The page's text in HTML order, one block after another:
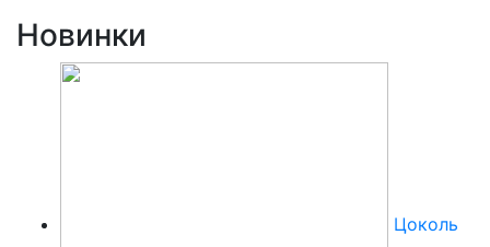
Новинки
Цоколь